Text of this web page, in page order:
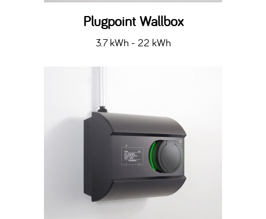
Plugpoint Wallbox
3.7 kWh - 22 kWh